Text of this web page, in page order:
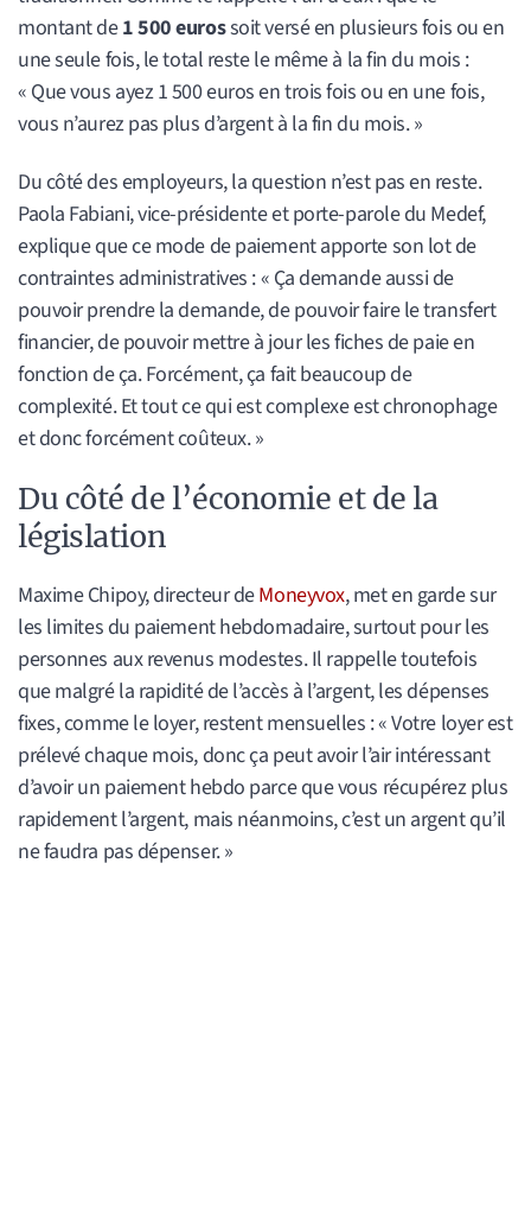
montant de1 500 eurossoit versé en plusieurs fois ou en
une seule fois, le total reste le même à la fin du mois :
« Que vous ayez 1 500 euros en trois fois ou en une fois,
vous n’aurez pas plus d’argent à la fin du mois. »
Du côté des employeurs, la question n’est pas en reste.
Paola Fabiani, vice-présidente et porte-parole du Medef,
explique que ce mode de paiement apporte son lot de
contraintes administratives : « Ça demande aussi de
pouvoir prendre la demande, de pouvoir faire le transfert
financier, de pouvoir mettre à jour les fiches de paie en
fonction de ça. Forcément, ça fait beaucoup de
complexité. Et tout ce qui est complexe est chronophage
et donc forcément coûteux. »
Du côté de l’économie et de la
législation
Maxime Chipoy, directeur deMoneyvox, met en garde sur
les limites du paiement hebdomadaire, surtout pour les
personnes aux revenus modestes. Il rappelle toutefois
que malgré la rapidité de l’accès à l’argent, les dépenses
fixes, comme le loyer, restent mensuelles : « Votre loyer est
prélevé chaque mois, donc ça peut avoir l’air intéressant
d’avoir un paiement hebdo parce que vous récupérez plus
rapidement l’argent, mais néanmoins, c’est un argent qu’il
ne faudra pas dépenser. »